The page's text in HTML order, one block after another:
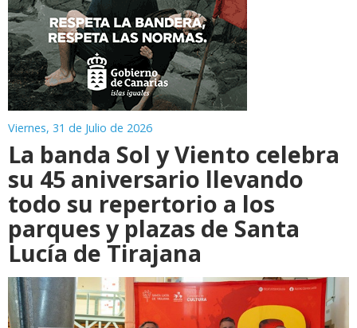
Viernes, 31 de Julio de 2026
La banda Sol y Viento celebra
su 45 aniversario llevando
todo su repertorio a los
parques y plazas de Santa
Lucía de Tirajana